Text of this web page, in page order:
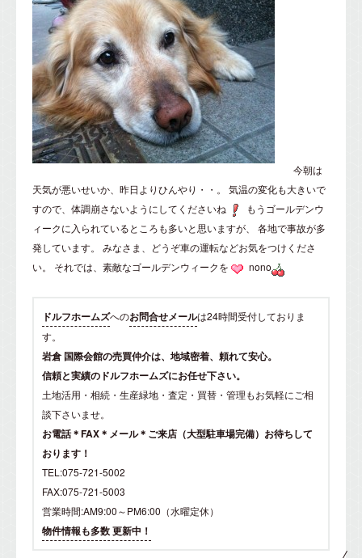
今朝は
天気が悪いせいか、昨日よりひんやり・・。 気温の変化も大きいで
すので、体調崩さないようにしてくださいね
もうゴールデンウ
ィークに入られているところも多いと思いますが、 各地で事故が多
発しています。 みなさま、どうぞ車の運転などお気をつけくださ
い。 それでは、素敵なゴールデンウィークを
nono
ドルフホームズへのお問合せメールは24時間受付しておりま
す。
岩倉 国際会館の売買仲介は、地域密着、頼れて安心。
信頼と実績のドルフホームズにお任せ下さい。
土地活用・相続・生産緑地・査定・買替・管理もお気軽にご相
談下さいませ。
お電話＊FAX＊メール＊ご来店（大型駐車場完備）お待ちして
おります！
TEL:075-721-5002
FAX:075-721-5003
営業時間:AM9:00～PM6:00（水曜定休）
物件情報も多数 更新中！